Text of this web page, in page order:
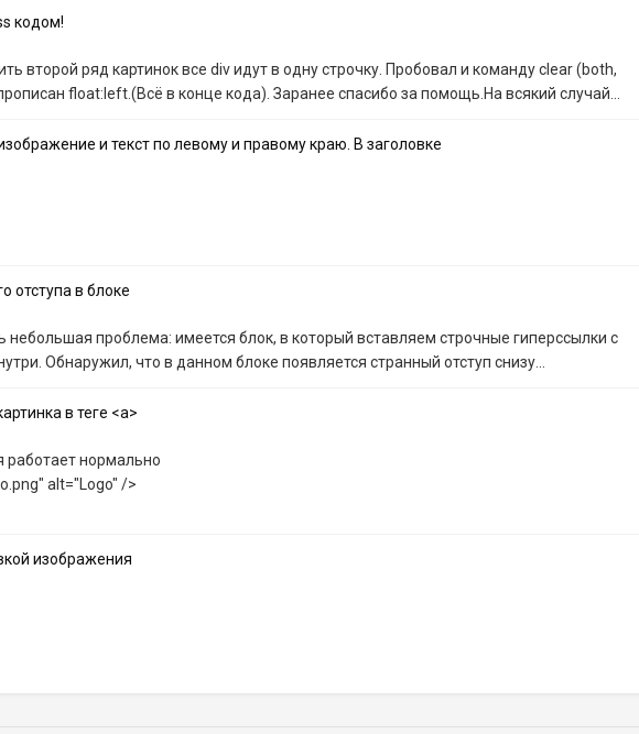
кодом!
второй ряд картинок все div идут в одну строчку. Пробовал и команду clear (both,
float:left.(Всё в конце кода). Заранее спасибо за помощь.На всякий случай...
и текст по левому и правому краю. В заголовке
отступа в блоке
небольшая проблема: имеется блок, в который вставляем строчные гиперссылки с
Обнаружил, что в данном блоке появляется странный отступ снизу...
в теге <a>
работает нормально
alt="Logo" />
изображения